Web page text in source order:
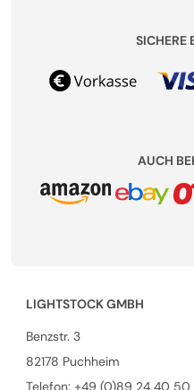
SICHERE
AUCH
LIGHTSTOCK GMBH
Benzstr. 3
82178 Puchheim